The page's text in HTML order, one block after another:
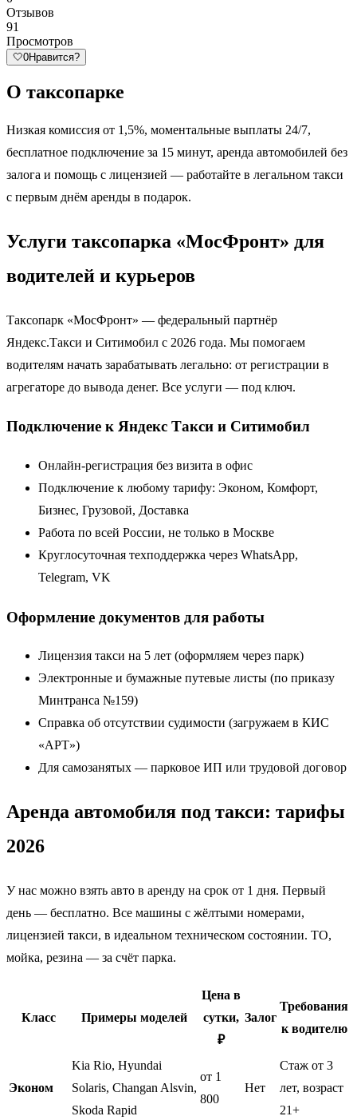
Отзывов
91
Просмотров
🤍0Нравится?
О таксопарке
Низкая комиссия от 1,5%, моментальные выплаты 24/7,
бесплатное подключение за 15 минут, аренда автомобилей без
залога и помощь с лицензией — работайте в легальном такси
с первым днём аренды в подарок.
Услуги таксопарка «МосФронт» для
водителей и курьеров
Таксопарк «МосФронт» — федеральный партнёр
Яндекс.Такси и Ситимобил с 2026 года. Мы помогаем
водителям начать зарабатывать легально: от регистрации в
агрегаторе до вывода денег. Все услуги — под ключ.
Подключение к Яндекс Такси и Ситимобил
Онлайн-регистрация без визита в офис
Подключение к любому тарифу: Эконом, Комфорт,
Бизнес, Грузовой, Доставка
Работа по всей России, не только в Москве
Круглосуточная техподдержка через WhatsApp,
Telegram, VK
Оформление документов для работы
Лицензия такси на 5 лет (оформляем через парк)
Электронные и бумажные путевые листы (по приказу
Минтранса №159)
Справка об отсутствии судимости (загружаем в КИС
«АРТ»)
Для самозанятых — парковое ИП или трудовой договор
Аренда автомобиля под такси: тарифы
2026
У нас можно взять авто в аренду на срок от 1 дня. Первый
день — бесплатно. Все машины с жёлтыми номерами,
лицензией такси, в идеальном техническом состоянии. ТО,
мойка, резина — за счёт парка.
Класс Примеры моделей
Цена в
сутки,
₽
Залог
Требования
к водителю
Эконом
Kia Rio, Hyundai
Solaris, Changan Alsvin,
Skoda Rapid
от 1
800
Нет
Стаж от 3
лет, возраст
21+